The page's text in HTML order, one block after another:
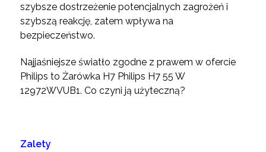
szybsze dostrzeżenie potencjalnych zagrożeń i
szybszą reakcję, zatem wpływa na
bezpieczeństwo.
Najjaśniejsze światło zgodne z prawem w ofercie
Philips to Żarówka H7 Philips H7 55 W
12972WVUB1. Co czyni ją użyteczną?
Zalety